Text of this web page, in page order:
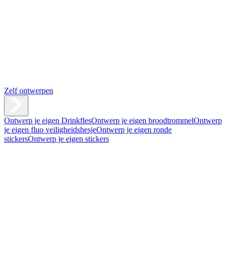
Zelf ontwerpen
Ontwerp je eigen DrinkflesOntwerp je eigen broodtrommelOntwerp
je eigen fluo veiligheidshesjeOntwerp je eigen ronde
stickersOntwerp je eigen stickers